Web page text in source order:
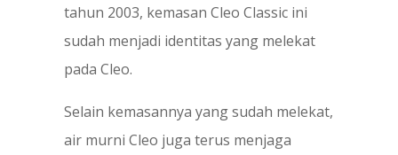
tahun 2003, kemasan Cleo Classic ini
sudah menjadi identitas yang melekat
pada Cleo.
Selain kemasannya yang sudah melekat,
air murni Cleo juga terus menjaga